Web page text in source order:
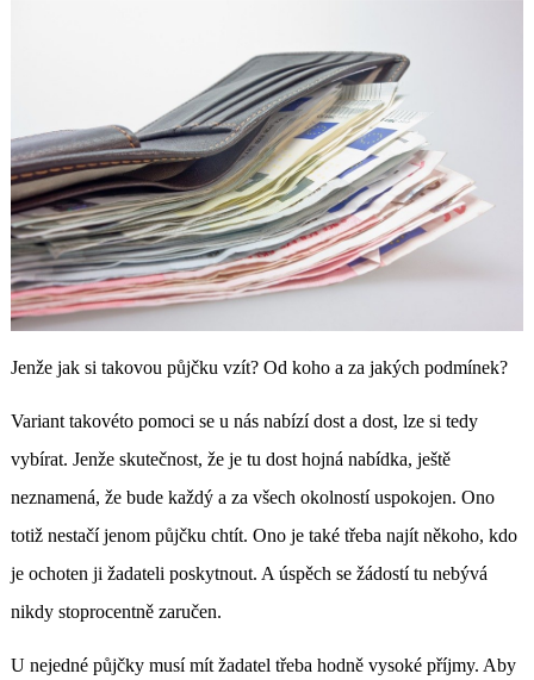
Jenže jak si takovou půjčku vzít? Od koho a za jakých podmínek?
Variant takovéto pomoci se u nás nabízí dost a dost, lze si tedy
vybírat. Jenže skutečnost, že je tu dost hojná nabídka, ještě
neznamená, že bude každý a za všech okolností uspokojen. Ono
totiž nestačí jenom půjčku chtít. Ono je také třeba najít někoho, kdo
je ochoten ji žadateli poskytnout. A úspěch se žádostí tu nebývá
nikdy stoprocentně zaručen.
U nejedné půjčky musí mít žadatel třeba hodně vysoké příjmy. Aby